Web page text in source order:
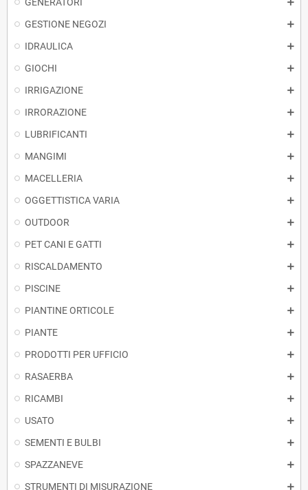
GESTIONE NEGOZI
IDRAULICA
GIOCHI
IRRIGAZIONE
IRRORAZIONE
LUBRIFICANTI
MANGIMI
MACELLERIA
OGGETTISTICA VARIA
OUTDOOR
PET CANI E GATTI
RISCALDAMENTO
PISCINE
PIANTINE ORTICOLE
PIANTE
PRODOTTI PER UFFICIO
RASAERBA
RICAMBI
USATO
SEMENTI E BULBI
SPAZZANEVE
STRUMENTI DI MISURAZIONE